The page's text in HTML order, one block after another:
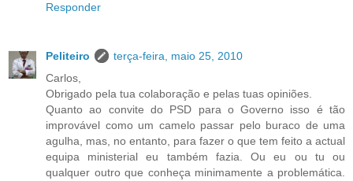
Responder
Peliteiro
terça-feira, maio 25, 2010
Carlos,
Obrigado pela tua colaboração e pelas tuas opiniões.
Quanto ao convite do PSD para o Governo isso é tão
improvável como um camelo passar pelo buraco de uma
agulha, mas, no entanto, para fazer o que tem feito a actual
equipa ministerial eu também fazia. Ou eu ou tu ou
qualquer outro que conheça minimamente a problemática.